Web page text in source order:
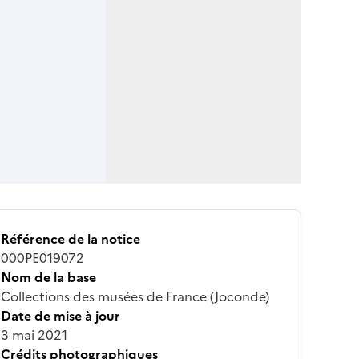
Référence de la notice
000PE019072
Nom de la base
Collections des musées de France (Joconde)
Date de mise à jour
3 mai 2021
Crédits photographiques